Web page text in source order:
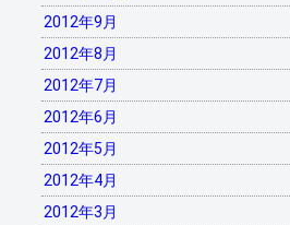
2012年9月
2012年8月
2012年7月
2012年6月
2012年5月
2012年4月
2012年3月